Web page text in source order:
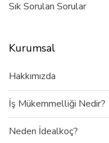
Sık Sorulan Sorular
Kurumsal
Hakkımızda
İş Mükemmelliği Nedir?
Neden İdealkoç?